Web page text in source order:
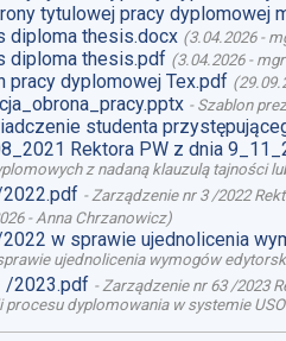
tytulowej pracy dyplomowej
diploma thesis.docx (3.04.2026-
diploma thesis.pdf (3.04.2026-
pracy dyplomowej Tex.pdf (
- Szablon
studenta
Rektora PW z dnia
z nadaną klauzulą tajności
- Zarządzenie nr 3 /2022
- Anna Chrzanowicz)
w sprawie ujednolicenia
ujednolicenia wymogów
/2023.pdf - Zarządzenie nr 63 /2023
dyplomowania w systemie